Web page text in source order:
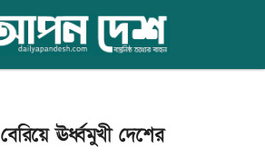
ঊর্ধ্বমুখী দেশের